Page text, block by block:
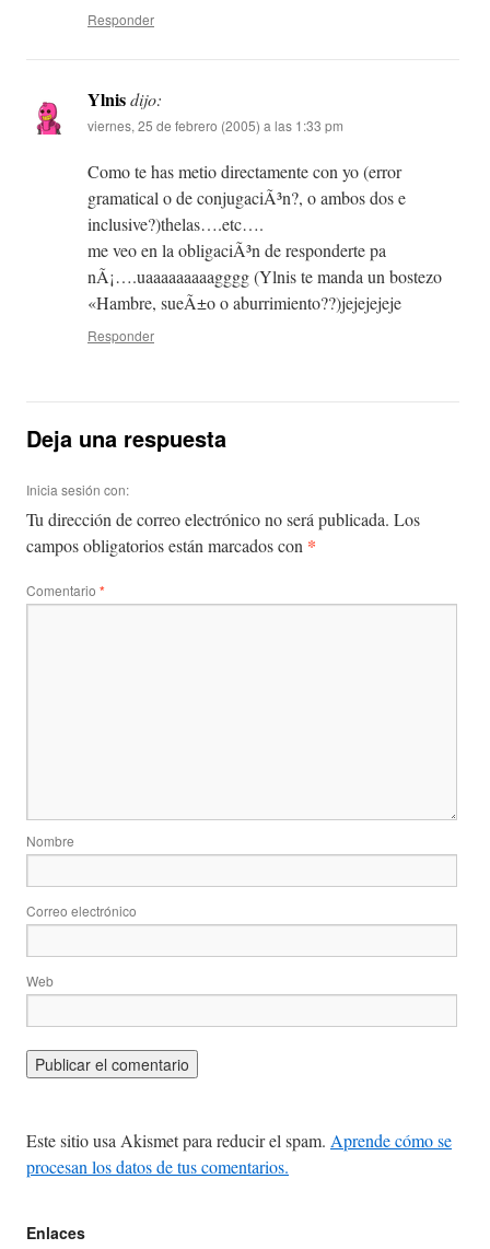
Responder
Ylnisdijo:
viernes, 25 de febrero (2005) a las 1:33 pm
Como te has metio directamente con yo (error
gramatical o de conjugaciÃ³n?, o ambos dos e
inclusive?)thelas….etc….
me veo en la obligaciÃ³n de responderte pa
nÃ¡….uaaaaaaaaagggg (Ylnis te manda un bostezo
«Hambre, sueÃ±o o aburrimiento??)jejejejeje
Responder
Deja una respuesta
Inicia sesión con:
Tu dirección de correo electrónico no será publicada. Los
campos obligatorios están marcados con *
Comentario *
Nombre
Correo electrónico
Web
Este sitio usa Akismet para reducir el spam. Aprende cómo se
procesan los datos de tus comentarios.
Enlaces